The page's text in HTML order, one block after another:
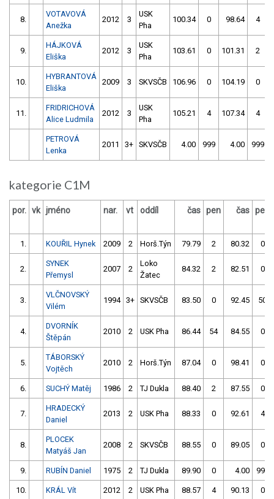
8.
VOTAVOVÁ
Anežka
2012 3
USK
Pha
100.34 0 98.64 4
9.
HÁJKOVÁ
Eliška
2012 3
USK
Pha
103.61 0 101.31 2
10.
HYBRANTOVÁ
Eliška
2009 3 SKVSČB 106.96 0 104.19 0
11.
FRIDRICHOVÁ
Alice Ludmila
2012 3
USK
Pha
105.21 4 107.34 4
PETROVÁ
Lenka
2011 3+ SKVSČB 4.00 999 4.00 999
kategorie C1M
por. vk jméno nar. vt oddíl čas pen čas pen
1. KOUŘIL Hynek 2009 2 Horš.Týn 79.79 2 80.32 0
2.
SYNEK
Přemysl
2007 2
Loko
Žatec
84.32 2 82.51 0
3.
VLČNOVSKÝ
Vilém
1994 3+ SKVSČB 83.50 0 92.45 50
4.
DVORNÍK
Štěpán
2010 2 USK Pha 86.44 54 84.55 0
5.
TÁBORSKÝ
Vojtěch
2010 2 Horš.Týn 87.04 0 98.41 0
6. SUCHÝ Matěj 1986 2 TJ Dukla 88.40 2 87.55 0
7.
HRADECKÝ
Daniel
2013 2 USK Pha 88.33 0 92.61 4
8.
PLOCEK
Matyáš Jan
2008 2 SKVSČB 88.55 0 89.05 0
9. RUBÍN Daniel 1975 2 TJ Dukla 89.90 0 4.00 999
10. KRÁL Vít 2012 2 USK Pha 88.57 4 90.13 0